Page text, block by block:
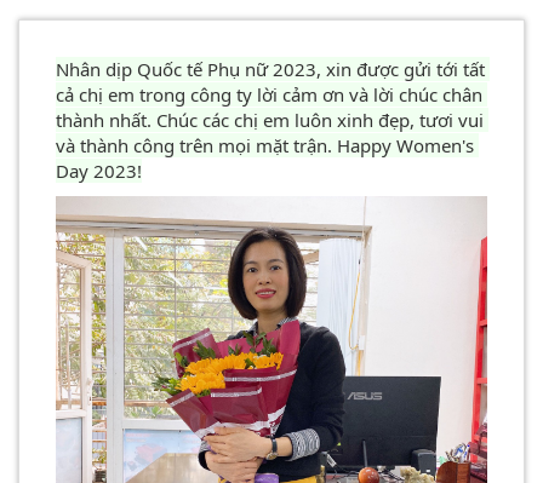
Nhân dịp Quốc tế Phụ nữ 2023, xin được gửi tới tất
cả chị em trong công ty lời cảm ơn và lời chúc chân
thành nhất. Chúc các chị em luôn xinh đẹp, tươi vui
và thành công trên mọi mặt trận. Happy Women's
Day 2023!